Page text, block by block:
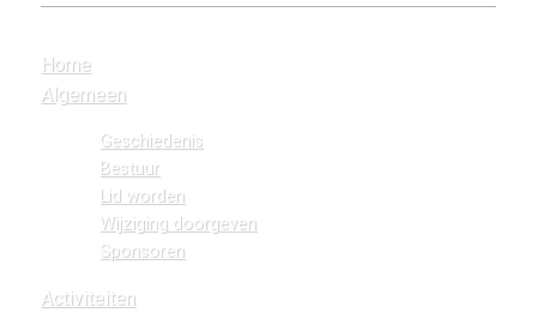
Home
Algemeen
Geschiedenis
Bestuur
Lid worden
Wijziging doorgeven
Sponsoren
Activiteiten